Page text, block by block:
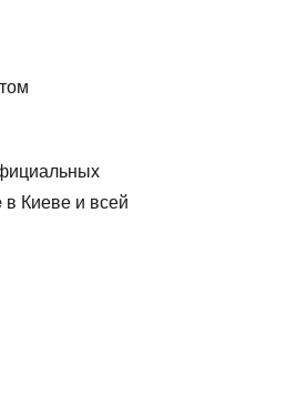
в Киеве и всей